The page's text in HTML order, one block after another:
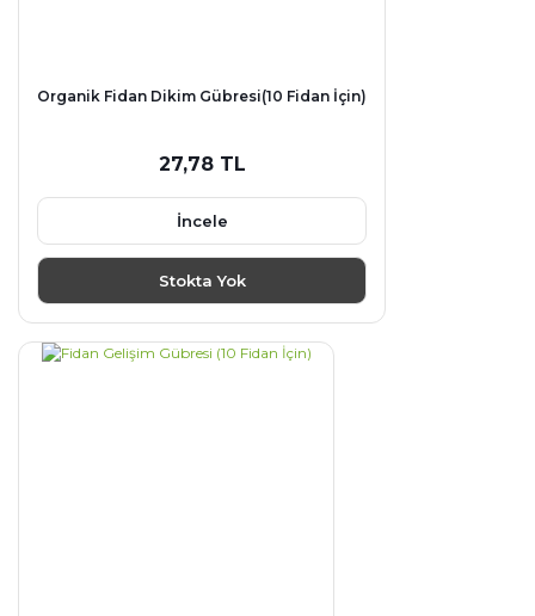
Organik Fidan Dikim Gübresi(10 Fidan İçin)
27,78 TL
İncele
Stokta Yok